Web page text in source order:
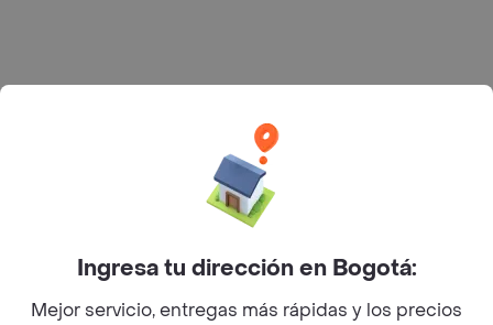
Bogotá D.C. --- notificacionesrappi@rappi.com
Ingresa tu dirección en Bogotá:
Mejor servicio, entregas más rápidas y los precios